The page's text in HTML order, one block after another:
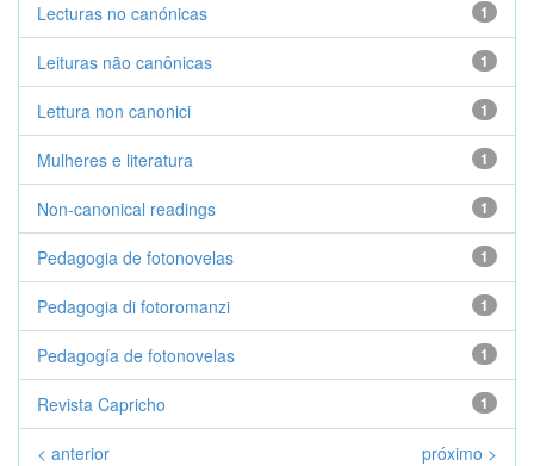
1
Lecturas no canónicas
1
Leituras não canônicas
1
Lettura non canonici
1
Mulheres e literatura
1
Non-canonical readings
1
Pedagogia de fotonovelas
1
Pedagogia di fotoromanzi
1
Pedagogía de fotonovelas
1
Revista Capricho
< anterior próximo >